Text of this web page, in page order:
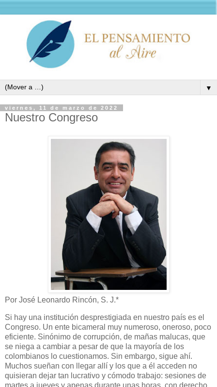
▼
viernes, 11 de marzo de 2022
Nuestro Congreso
Por José Leonardo Rincón, S. J.*
Si hay una institución desprestigiada en nuestro país es el
Congreso. Un ente bicameral muy numeroso, oneroso, poco
eficiente. Sinónimo de corrupción, de mañas malucas, que
se niega a cambiar a pesar de que la mayoría de los
colombianos lo cuestionamos. Sin embargo, sigue ahí.
Muchos sueñan con llegar allí y los que a él acceden no
quisieran dejar tan lucrativo y cómodo trabajo: sesiones de
martes a jueves y apenas durante unas horas, con derecho